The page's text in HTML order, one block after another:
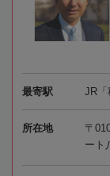
最寄駅 JR「
所在地
〒
ート